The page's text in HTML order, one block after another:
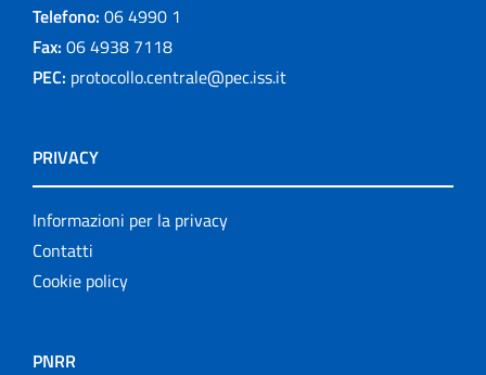
Telefono: 06 4990 1
Fax: 06 4938 7118
PEC: protocollo.centrale@pec.iss.it
PRIVACY
Informazioni per la privacy
Contatti
Cookie policy
PNRR